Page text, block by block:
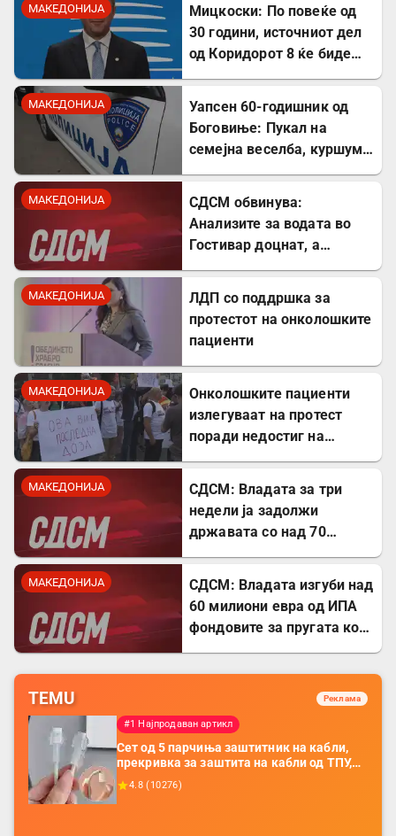
МАКЕДОНИЈА
Мицкоски: По повеќе од
30 години, источниот дел
од Коридорот 8 ќе биде
МАКЕДОНИЈА
Уапсен 60-годишник од
Боговиње: Пукал на
семејна веселба, куршум
МАКЕДОНИЈА
СДСМ обвинува:
Анализите за водата во
Гостивар доцнат, а
МАКЕДОНИЈА
ЛДП со поддршка за
протестот на онколошките
пациенти
МАКЕДОНИЈА
Онколошките пациенти
излегуваат на протест
поради недостиг на
МАКЕДОНИЈА
СДСМ: Владата за три
недели ја задолжи
државата со над 70
МАКЕДОНИЈА
СДСМ: Владата изгуби над
60 милиони евра од ИПА
фондовите за пругата кон
TEMU Реклама
#1 Најпродаван артикл
Сет од 5 парчиња заштитник на кабли,
прекривка за заштита на кабли од ТПУ,
додатоци за заштита на кабли, без
батерија, за мобилни телефони, комплет
4.8 ( 10276)